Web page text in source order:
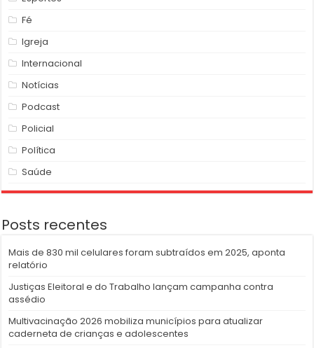
Fé
Igreja
Internacional
Notícias
Podcast
Policial
Política
Saúde
Posts recentes
Mais de 830 mil celulares foram subtraídos em 2025, aponta
relatório
Justiças Eleitoral e do Trabalho lançam campanha contra
assédio
Multivacinação 2026 mobiliza municípios para atualizar
caderneta de crianças e adolescentes